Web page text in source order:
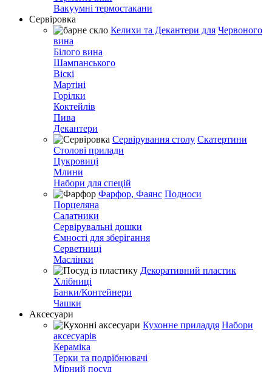
Вакуумні термостакани
Сервіровка
Келихи та Декантери для Червоного
вина
Білого вина
Шампанського
Віскі
Мартіні
Горілки
Коктейлів
Пива
Декантери
Сервірування столу Скатертини
Столові прилади
Цукровиці
Млини
Набори для спецій
Фарфор, Фаянс Подноси
Порцеляна
Салатники
Сервірувальні дошки
Ємності для зберігання
Серветниці
Маслінки
Декоративний пластик
Хлібниці
Банки/Контейнери
Чашки
Аксесуари
Кухонне приладдя Набори
аксесуарів
Кераміка
Терки та подрібнювачі
Мірний посуд